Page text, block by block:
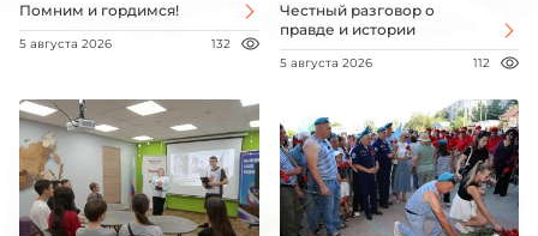
Помним и гордимся!
5 августа 2026 132
Честный разговор о
правде и истории
5 августа 2026 112